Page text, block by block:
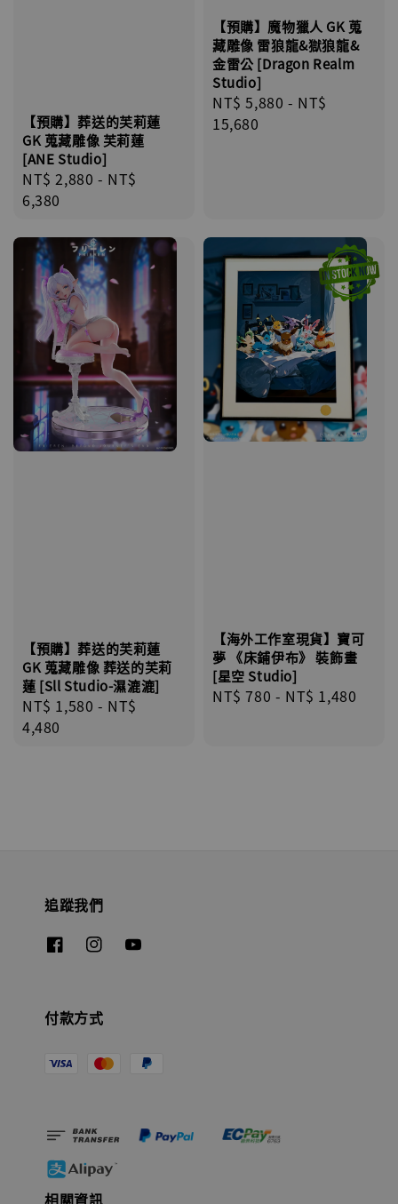
【預購】葬送的芙莉蓮
GK 蒐藏雕像 芙莉蓮
[ANE Studio]
Regular
price
NT$ 2,880 - NT$
6,380
【預購】魔物獵人 GK 蒐
藏雕像 雷狼龍&獄狼龍&
金雷公 [Dragon Realm
Studio]
Regular
price
NT$ 5,880 - NT$
15,680
【預購】葬送的芙莉蓮
GK 蒐藏雕像 葬送的芙莉
蓮 [Sll Studio-濕漉漉]
Regular
price
NT$ 1,580 - NT$
4,480
【海外工作室現貨】寶可
夢 《床鋪伊布》 裝飾畫
[星空 Studio]
Regular
NT$ 780 - NT$ 1,480
追蹤我們
付款方式